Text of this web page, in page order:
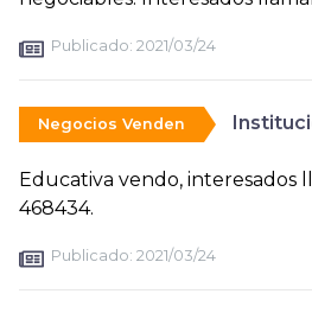
Publicado: 2021/03/24
Negocios Venden
Educativa vendo, interesados
468434.
Publicado: 2021/03/24